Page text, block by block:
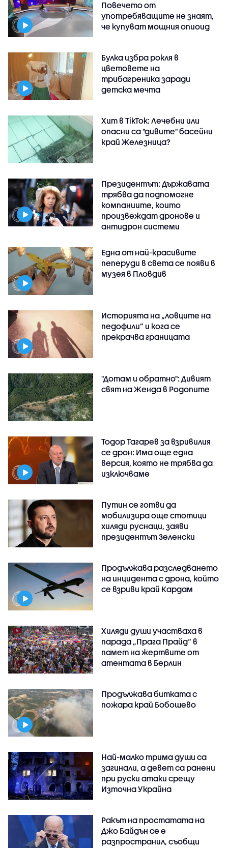
Повечето от
употребяващите не знаят,
че купуват мощния опиоид
Булка избра рокля в
цветовете на
трибагреника заради
детска мечта
Хит в TikTok: Лечебни или
опасни са "дивите" басейни
край Железница?
Президентът: Държавата
трябва да подпомогне
компаниите, които
произвеждат дронове и
антидрон системи
Една от най-красивите
пеперуди в света се появи в
музея в Пловдив
Историята на „ловците на
педофили” и кога се
прекрачва границата
"Дотам и обратно": Дивият
свят на Женда в Родопите
Тодор Тагарев за взривилия
се дрон: Има още една
версия, която не трябва да
изключваме
Путин се готви да
мобилизира още стотици
хиляди руснаци, заяви
президентът Зеленски
Продължава разследването
на инцидента с дрона, който
се взриви край Кардам
Хиляди души участваха в
парада „Прага Прайд“ в
памет на жертвите от
атентата в Берлин
Продължава битката с
пожара край Бобошево
Най-малко трима души са
загинали, а девет са ранени
при руски атаки срещу
Източна Украйна
Ракът на простатата на
Джо Байдън се е
разпространил, съобщи